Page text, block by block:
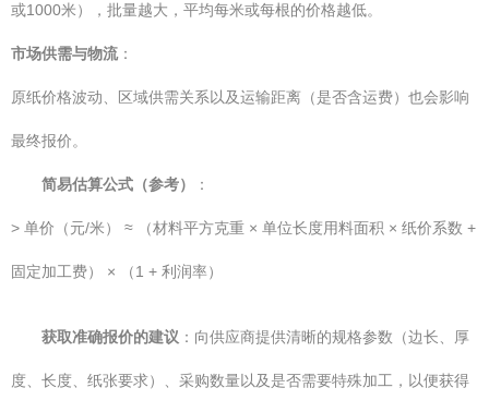
或1000米），批量越大，平均每米或每根的价格越低。
市场供需与物流：
原纸价格波动、区域供需关系以及运输距离（是否含运费）也会影响
最终报价。
简易估算公式（参考） ：
> 单价（元/米） ≈ （材料平方克重 × 单位长度用料面积 × 纸价系数 +
固定加工费） × （1 + 利润率）
获取准确报价的建议 ：向供应商提供清晰的规格参数（边长、厚
度、长度、纸张要求）、采购数量以及是否需要特殊加工，以便获得